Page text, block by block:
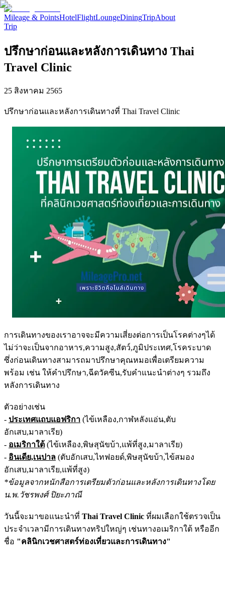
Mileage & PointsHotelFlightLoungeDiningTripAbout
Trip
ปรึกษาก่อนและหลังการเดินทาง Thai
Travel Clinic
25 สิงหาคม 2565
ปรึกษาก่อนและหลังการเดินทางที่ Thai Travel Clinic
การเดินทางของเราอาจจะมีความเสี่ยงต่อการเป็นโรคต่างๆได้
ไม่ว่าจะเป็นจากอาหาร,ความสูง,สัตว์,ภูมิประเทศ,โรคระบาด
ซึ่งก่อนเดินทางสามารถมาปรึกษาคุณหมอเพื่อเตรียมความ
พร้อม เช่น ให้คำปรึกษา,ฉีดวัคซีน,รับคำแนะนำต่างๆ รวมถึง
หลังการเดินทาง
ตัวอย่างเช่น
- ประเทศแถบแอฟริกา (ไข้เหลือง,กาฬหลังแอ่น,ตับ
อักเสบ,มาลาเรีย)
- อเมริกาใต้ (ไข้เหลือง,พิษสุนัขบ้า,แพ้ที่สูง,มาลาเรีย)
- อินเดีย,เนปาล (ตับอักเสบ,ไทฟอยด์,พิษสุนัขบ้า,ไข้สมอง
อักเสบ,มาลาเรีย,แพ้ที่สูง)
*ข้อมูลจากหนักสือการเตรียมตัวก่อนและหลังการเดินทางโดย
น.พ.วัชรพงศ์ ปิยะภาณี
วันนี้จะมาขอแนะนำที่ Thai Travel Clinic ที่ผมเลือกใช้ตรวจเป็น
ประจำเวลามีการเดินทางทริปใหญ่ๆ เช่นทางอเมริกาใต้ หรืออีก
ชื่อ "คลินิกเวชศาสตร์ท่องเที่ยวและการเดินทาง"